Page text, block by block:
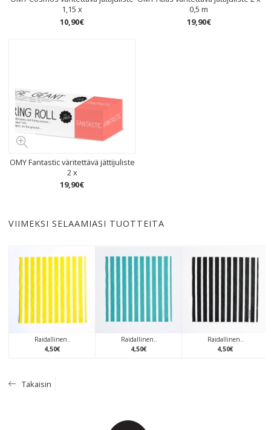
1,15 x
10,90€
0,5 m
19,90€
OMY Fantastic väritettävä jättijuliste
2 x
19,90€
VIIMEKSI SELAAMIASI TUOTTEITA
Raidallinen..
4,50€
Raidallinen..
4,50€
Raidallinen..
4,50€
Takaisin